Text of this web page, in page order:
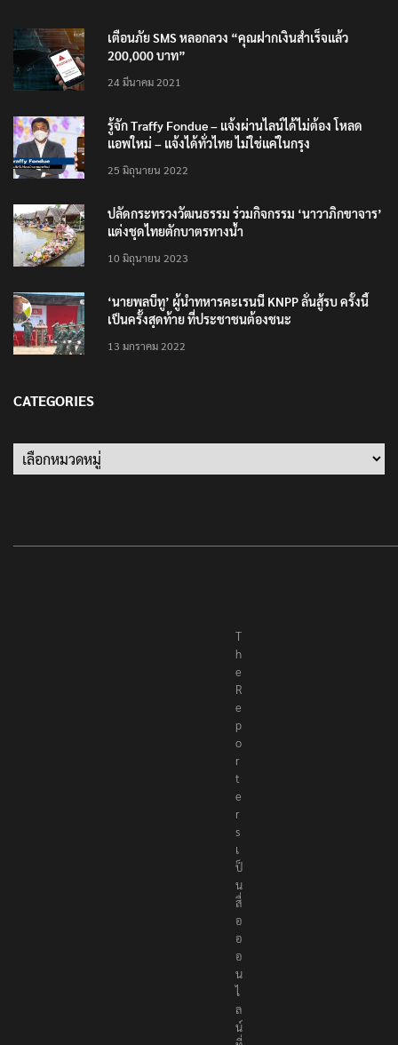
เตือนภัย SMS หลอกลวง “คุณฝากเงินสำเร็จแล้ว
200,000 บาท”
24 มีนาคม 2021
รู้จัก Traffy Fondue – แจ้งผ่านไลน์ได้ไม่ต้อง โหลด
แอพใหม่ – แจ้งได้ทั่วไทย ไม่ใช่แค่ในกรุง
25 มิถุนายน 2022
ปลัดกระทรวงวัฒนธรรม ร่วมกิจกรรม ‘นาวาภิกขาจาร’
แต่งชุดไทยตักบาตรทางน้ำ
10 มิถุนายน 2023
‘นายพลบีทู’ ผู้นำทหารคะเรนนี KNPP ลั่นสู้รบ ครั้งนี้
เป็นครั้งสุดท้าย ที่ประชาชนต้องชนะ
13 มกราคม 2022
CATEGORIES
Categories
T
h
e
R
e
p
o
r
t
e
r
s
เ
ป็
น
สื่
อ
อ
อ
น
ไ
ล
น์